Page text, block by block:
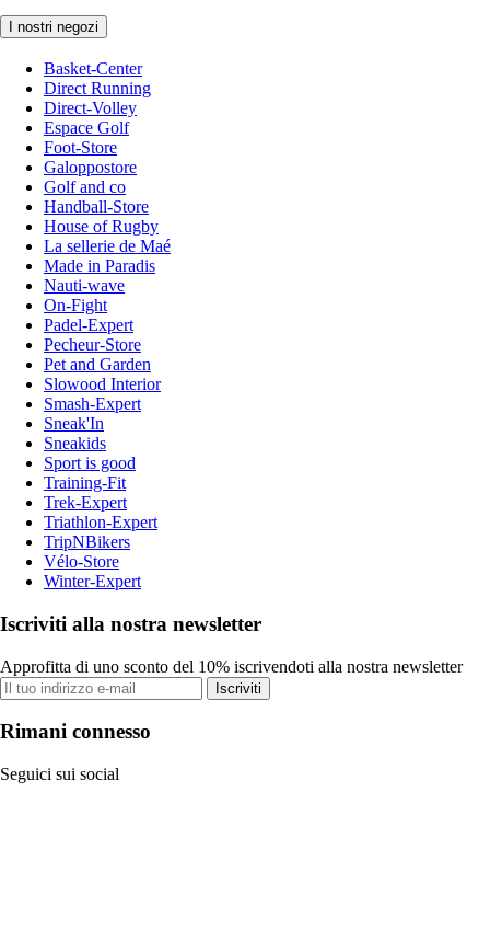
I nostri negozi
Basket-Center
Direct Running
Direct-Volley
Espace Golf
Foot-Store
Galoppostore
Golf and co
Handball-Store
House of Rugby
La sellerie de Maé
Made in Paradis
Nauti-wave
On-Fight
Padel-Expert
Pecheur-Store
Pet and Garden
Slowood Interior
Smash-Expert
Sneak'In
Sneakids
Sport is good
Training-Fit
Trek-Expert
Triathlon-Expert
TripNBikers
Vélo-Store
Winter-Expert
Iscriviti alla nostra newsletter
Approfitta di uno sconto del 10% iscrivendoti alla nostra newsletter
Iscriviti
Rimani connesso
Seguici sui social